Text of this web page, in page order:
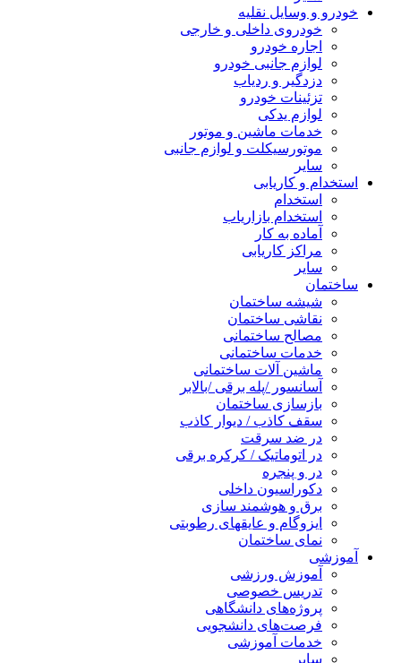
خودرو و وسایل نقلیه
خودروی داخلی و خارجی
اجاره خودرو
لوازم جانبی خودرو
دزدگیر و ردیاب
تزئینات خودرو
لوازم یدکی
خدمات ماشین و موتور
موتورسیکلت و لوازم جانبی
سایر
استخدام و کاریابی
استخدام
استخدام بازاریاب
آماده به کار
مراکز کاریابی
سایر
ساختمان
شیشه ساختمان
نقاشی ساختمان
مصالح ساختمانی
خدمات ساختمانی
ماشین آلات ساختمانی
آسانسور /پله برقی /بالابر
بازسازی ساختمان
سقف کاذب / دیوار کاذب
در ضد سرقت
در اتوماتیک / کرکره برقی
در و پنجره
دکوراسیون داخلی
برق و هوشمند سازی
ایزوگام و عایقهای رطوبتی
نمای ساختمان
آموزشی
آموزش ورزشی
تدریس خصوصی
پروژه‌های دانشگاهی
فرصت‌های دانشجویی
خدمات آموزشی
سایر